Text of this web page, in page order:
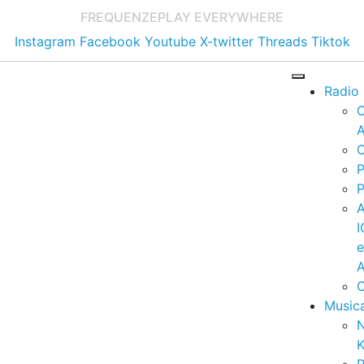
FREQUENZEPLAY EVERYWHERE
Instagram Facebook Youtube X-twitter Threads Tiktok
Radio
e